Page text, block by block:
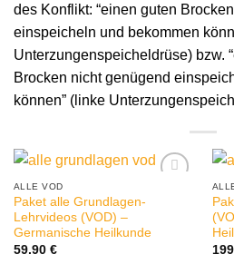
des Konflikt: “einen guten
einspeicheln und bekommen
Unterzungenspeicheldrüse) bzw.
Brocken nicht genügend
können” (linke
ALLE VOD
Paket alle Grundlagen-
Lehrvideos (VOD) –
Germanische Heilkunde
59.90 €